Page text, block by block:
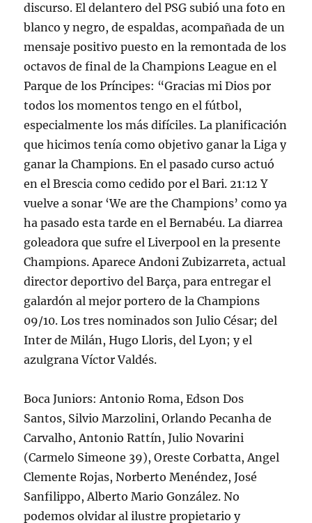
discurso. El delantero del PSG subió una foto en
blanco y negro, de espaldas, acompañada de un
mensaje positivo puesto en la remontada de los
octavos de final de la Champions League en el
Parque de los Príncipes: “Gracias mi Dios por
todos los momentos tengo en el fútbol,
especialmente los más difíciles. La planificación
que hicimos tenía como objetivo ganar la Liga y
ganar la Champions. En el pasado curso actuó
en el Brescia como cedido por el Bari. 21:12 Y
vuelve a sonar ‘We are the Champions’ como ya
ha pasado esta tarde en el Bernabéu. La diarrea
goleadora que sufre el Liverpool en la presente
Champions. Aparece Andoni Zubizarreta, actual
director deportivo del Barça, para entregar el
galardón al mejor portero de la Champions
09/10. Los tres nominados son Julio César; del
Inter de Milán, Hugo Lloris, del Lyon; y el
azulgrana Víctor Valdés.
Boca Juniors: Antonio Roma, Edson Dos
Santos, Silvio Marzolini, Orlando Pecanha de
Carvalho, Antonio Rattín, Julio Novarini
(Carmelo Simeone 39), Oreste Corbatta, Angel
Clemente Rojas, Norberto Menéndez, José
Sanfilippo, Alberto Mario González. No
podemos olvidar al ilustre propietario y